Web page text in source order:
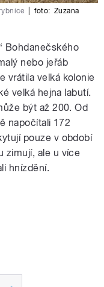
foto: Zuzana
Bohdanečského
nebo jeřáb
vrátila velká kolonie
velká hejna labutí.
být až 200. Od
napočítali 172
pouze v období
zimují, ale u více
hnízdění.